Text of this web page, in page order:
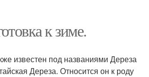
к зиме.
известен под названиями Дереза
Дереза. Относится он к роду